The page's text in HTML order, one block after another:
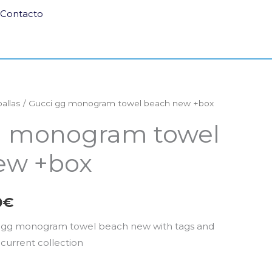
Contacto
/ Gucci gg monogram towel beach new +box
monogram towel
+box
€
El
precio
actual
550,00€.
monogram towel beach new with tags and
current collection